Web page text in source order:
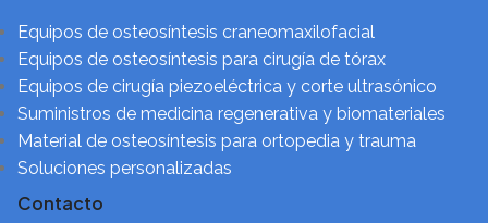
Equipos de osteosíntesis craneomaxilofacial
Equipos de osteosíntesis para cirugía de tórax
Equipos de cirugía piezoeléctrica y corte ultrasónico
Suministros de medicina regenerativa y biomateriales
Material de osteosíntesis para ortopedia y trauma
Soluciones personalizadas
Contacto